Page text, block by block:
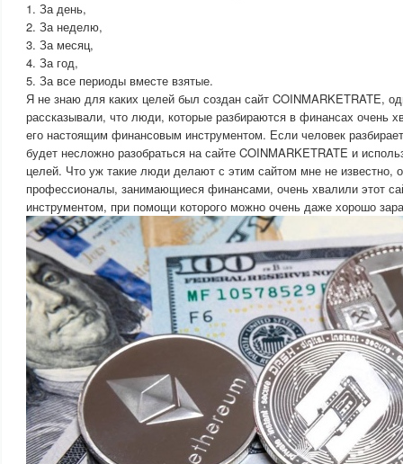
1. За день,
2. За неделю,
3. За месяц,
4. За год,
5. За все периоды вместе взятые.
Я не знаю для каких целей был создан сайт COINMARKETRATE,
рассказывали, что люди, которые разбираются в финансах очень
его настоящим финансовым инструментом. Если человек
будет несложно разобраться на сайте COINMARKETRATE и
целей. Что уж такие люди делают с этим сайтом мне не известно,
профессионалы, занимающиеся финансами, очень хвалили этот
инструментом, при помощи которого можно очень даже хорошо